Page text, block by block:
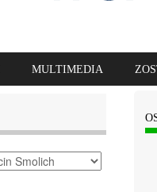
MULTIMEDIA